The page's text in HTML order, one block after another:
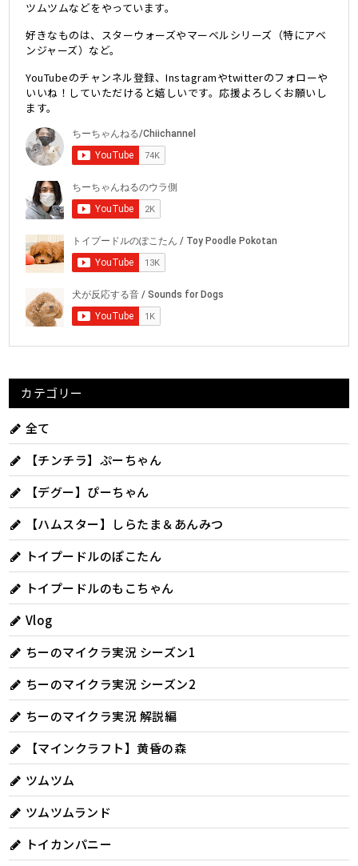
ツムツムなどをやっています。
好きなものは、スターウォーズやマーベルシリーズ（特にアベ
ンジャーズ）など。
YouTubeのチャンネル登録、Instagramやtwitterのフォローや
いいね！していただけると嬉しいです。応援よろしくお願いし
ます。
カテゴリー
全て
【チンチラ】ぷーちゃん
【デグー】ぴーちゃん
【ハムスター】しらたま＆あんみつ
トイプードルのぽこたん
トイプードルのもこちゃん
Vlog
ちーのマイクラ実況 シーズン1
ちーのマイクラ実況 シーズン2
ちーのマイクラ実況 解説編
【マインクラフト】黄昏の森
ツムツム
ツムツムランド
トイカンパニー